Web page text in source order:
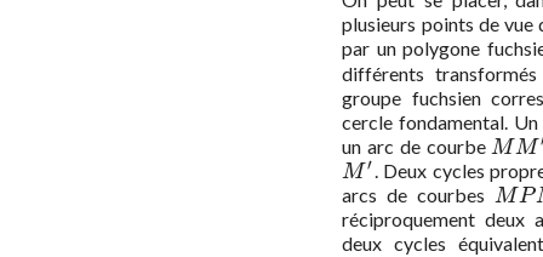
plusieurs points de vue
par un polygone
différents
groupe fuchsien
cercle fondamental.
un arc de courbe MM
MM′
M ′
M′
. Deux cycles
arcs de courbes MP
MP
réciproquement deux
deux cycles